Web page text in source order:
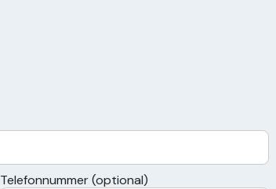
Telefonnummer (optional)